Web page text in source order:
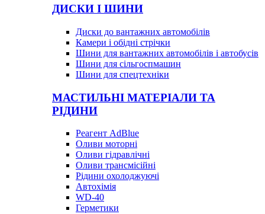
ДИСКИ І ШИНИ
Диски до вантажних автомобілів
Камери і обідні стрічки
Шини для вантажних автомобілів і автобусів
Шини для сільгоспмашин
Шини для спецтехніки
МАСТИЛЬНІ МАТЕРІАЛИ ТА
РІДИНИ
Реагент AdBlue
Оливи моторні
Оливи гідравлічні
Оливи трансмісійні
Рідини охолоджуючі
Автохімія
WD-40
Герметики